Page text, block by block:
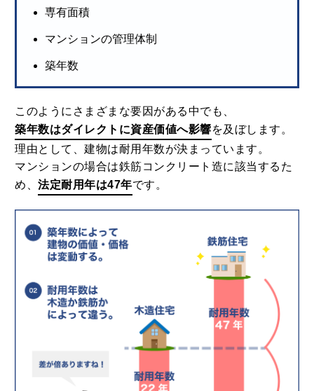
専有面積
マンションの管理体制
築年数
このようにさまざまな要因がある中でも、
築年数はダイレクトに資産価値へ影響を及ぼします。
理由として、建物は耐用年数が決まっています。
マンションの場合は鉄筋コンクリート造に該当するた
め、法定耐用年は47年です。